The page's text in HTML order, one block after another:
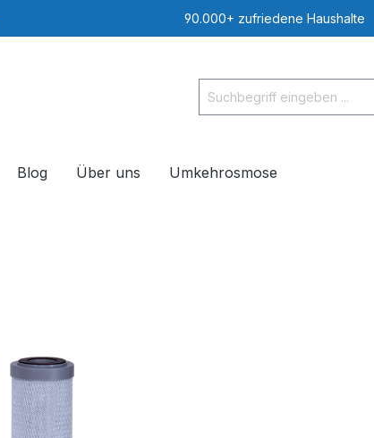
90.000+ zufriedene Haushalte
Blog Über uns Umkehrosmose